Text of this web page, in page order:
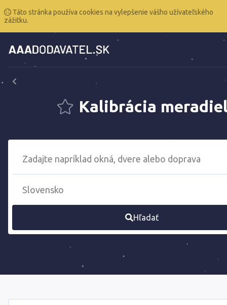
Táto stránka používa cookies na vylepšenie vášho užívateľského
zážitku.
Kalibrácia
Hľadať